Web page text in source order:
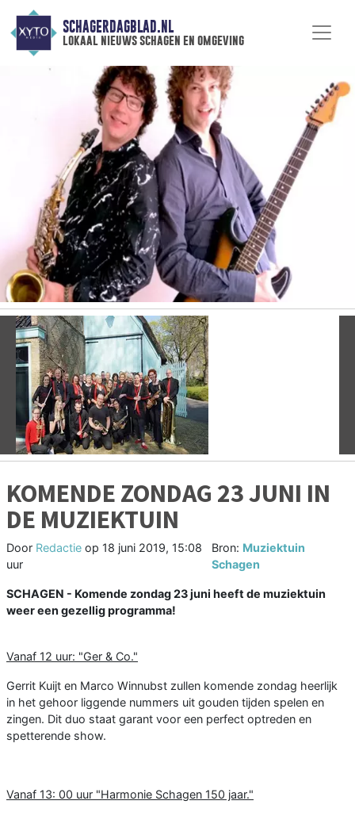
SCHAGERDAGBLAD.NL
lokaal nieuws schagen en omgeving
Vorige
KOMENDE ZONDAG 23 JUNI IN
DE MUZIEKTUIN
Door Redactie op 18 juni 2019, 15:08
uur
Bron: Muziektuin
Schagen
SCHAGEN - Komende zondag 23 juni heeft de muziektuin
weer een gezellig programma!
Vanaf 12 uur: "Ger & Co."
Gerrit Kuijt en Marco Winnubst zullen komende zondag heerlijk
in het gehoor liggende nummers uit gouden tijden spelen en
zingen. Dit duo staat garant voor een perfect optreden en
spetterende show.
Vanaf 13: 00 uur "Harmonie Schagen 150 jaar."